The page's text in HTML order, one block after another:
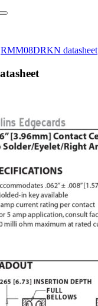
RMM08DRKN datasheet